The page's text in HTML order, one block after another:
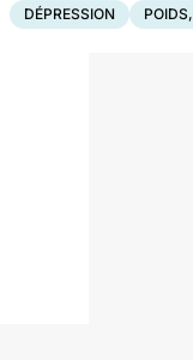
DÉPRESSION